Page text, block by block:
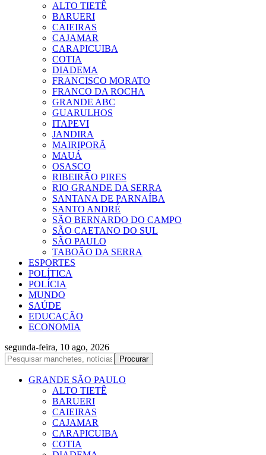
ALTO TIETÊ
BARUERI
CAIEIRAS
CAJAMAR
CARAPICUIBA
COTIA
DIADEMA
FRANCISCO MORATO
FRANCO DA ROCHA
GRANDE ABC
GUARULHOS
ITAPEVI
JANDIRA
MAIRIPORÃ
MAUÁ
OSASCO
RIBEIRÃO PIRES
RIO GRANDE DA SERRA
SANTANA DE PARNAÍBA
SANTO ANDRÉ
SÃO BERNARDO DO CAMPO
SÃO CAETANO DO SUL
SÃO PAULO
TABOÃO DA SERRA
ESPORTES
POLÍTICA
POLÍCIA
MUNDO
SAÚDE
EDUCAÇÃO
ECONOMIA
segunda-feira, 10 ago, 2026
GRANDE SÃO PAULO
ALTO TIETÊ
BARUERI
CAIEIRAS
CAJAMAR
CARAPICUIBA
COTIA